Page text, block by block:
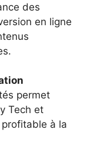
des
en ligne
permet
Tech et
à la